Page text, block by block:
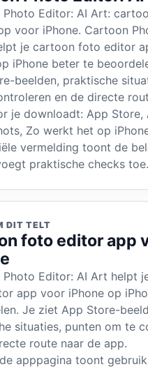
Photo Editor: AI Art:
voor iPhone. Cartoon
je cartoon foto editor
iPhone beter te
beelden, praktische
en de directe
je downloadt: App Store,
Zo werkt het op
vermelding toont de
praktische checks toe.
DIT TELT
foto editor app
Photo Editor: AI Art helpt
app voor iPhone op
Je ziet App Store-
situaties, punten om te
route naar de app.
apppagina toont